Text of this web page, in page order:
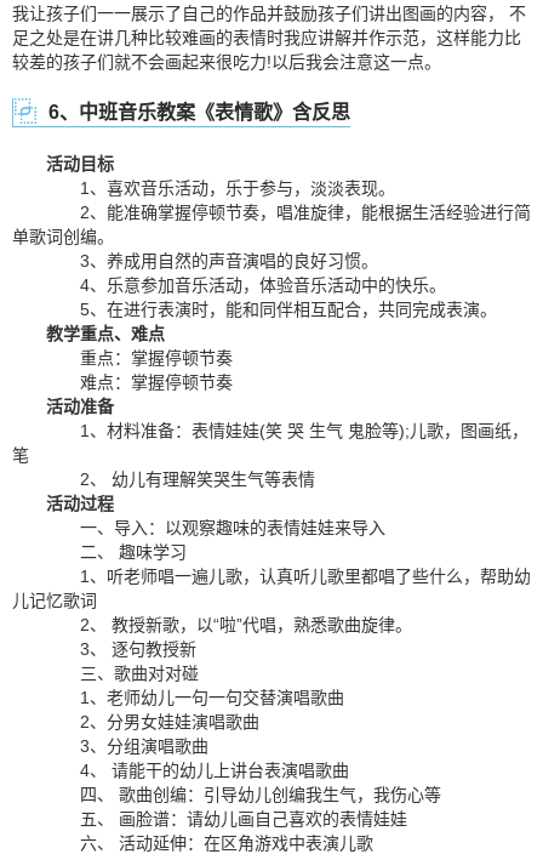
我让孩子们一一展示了自己的作品并鼓励孩子们讲出图画的内容， 不
足之处是在讲几种比较难画的表情时我应讲解并作示范，这样能力比
较差的孩子们就不会画起来很吃力!以后我会注意这一点。
6、中班音乐教案《表情歌》含反思
活动目标
1、喜欢音乐活动，乐于参与，淡淡表现。
2、能准确掌握停顿节奏，唱准旋律，能根据生活经验进行简
单歌词创编。
3、养成用自然的声音演唱的良好习惯。
4、乐意参加音乐活动，体验音乐活动中的快乐。
5、在进行表演时，能和同伴相互配合，共同完成表演。
教学重点、难点
重点：掌握停顿节奏
难点：掌握停顿节奏
活动准备
1、材料准备：表情娃娃(笑 哭 生气 鬼脸等);儿歌，图画纸，
笔
2、 幼儿有理解笑哭生气等表情
活动过程
一、导入：以观察趣味的表情娃娃来导入
二、 趣味学习
1、听老师唱一遍儿歌，认真听儿歌里都唱了些什么，帮助幼
儿记忆歌词
2、 教授新歌，以“啦”代唱，熟悉歌曲旋律。
3、 逐句教授新
三、歌曲对对碰
1、老师幼儿一句一句交替演唱歌曲
2、分男女娃娃演唱歌曲
3、分组演唱歌曲
4、 请能干的幼儿上讲台表演唱歌曲
四、 歌曲创编：引导幼儿创编我生气，我伤心等
五、 画脸谱：请幼儿画自己喜欢的表情娃娃
六、 活动延伸：在区角游戏中表演儿歌